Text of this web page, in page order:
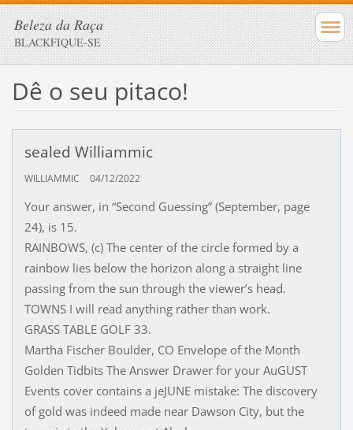
Beleza da Raça
BLACKFIQUE-SE
Dê o seu pitaco!
sealed Williammic
WILLIAMMIC 04/12/2022
Your answer, in “Second Guessing” (September, page
24), is 15.
RAINBOWS, (c) The center of the circle formed by a
rainbow lies below the horizon along a straight line
passing from the sun through the viewer’s head.
TOWNS I will read anything rather than work.
GRASS TABLE GOLF 33.
Martha Fischer Boulder, CO Envelope of the Month
Golden Tidbits The Answer Drawer for your AuGUST
Events cover contains a jeJUNE mistake: The discovery
of gold was indeed made near Dawson City, but the